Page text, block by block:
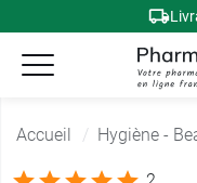
Accueil Hygiène -